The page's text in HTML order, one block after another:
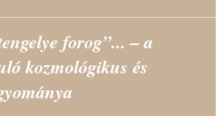
forog”... – a
kozmológikus és